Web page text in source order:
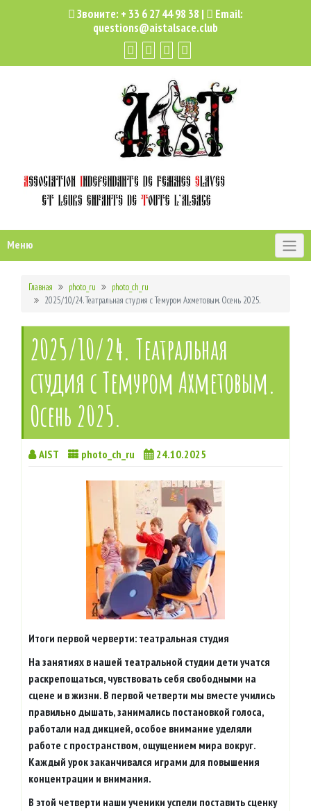
Звоните: + 33 6 27 44 98 38 |
Email:
questions@aistalsace.club
Меню
Главная photo_ru
photo_ch_ru
2025/10/24. Театральная студия с Темуром Ахметовым. Осень 2025.
2025/10/24. Театральная
студия с Темуром Ахметовым.
Осень 2025.
AIST photo_ch_ru 24.10.2025
Итоги первой черверти: театральная студия
На занятиях в нашей театральной студии дети учатся
раскрепощаться, чувствовать себя свободными на
сцене и в жизни. В первой четверти мы вместе учились
правильно дышать, занимались постановкой голоса,
работали над дикцией, особое внимание уделяли
работе с пространством, ощущением мира вокруг.
Каждый урок заканчивался играми для повышения
концентрации и внимания.
В этой четверти наши ученики успели поставить сценку